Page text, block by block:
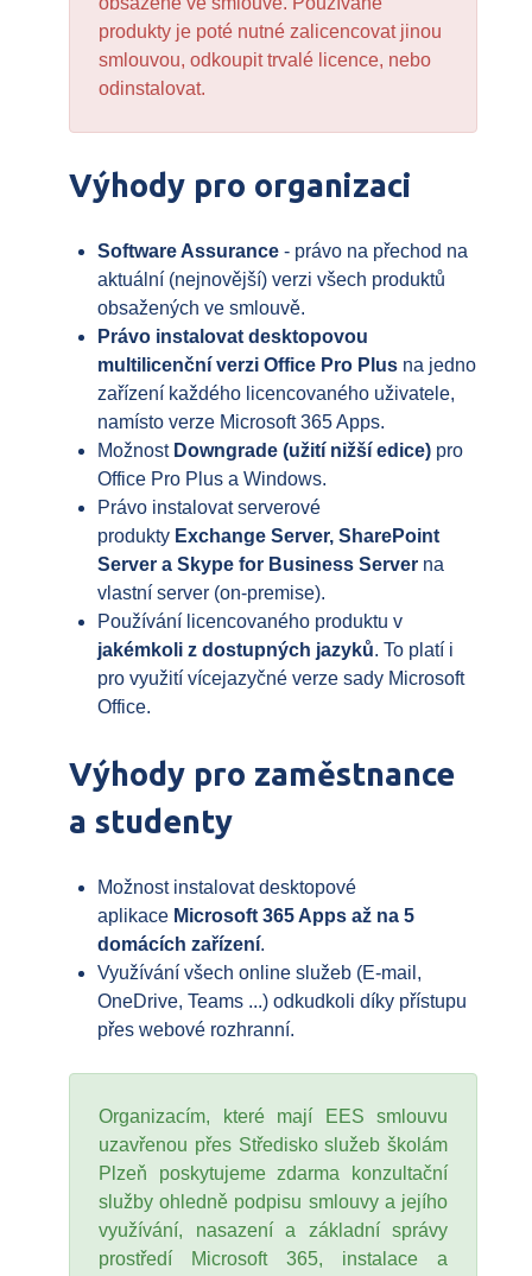
produkty je poté nutné zalicencovat jinou
smlouvou, odkoupit trvalé licence, nebo
odinstalovat.
Výhody pro organizaci
Software Assurance - právo na přechod na
aktuální (nejnovější) verzi všech produktů
obsažených ve smlouvě.
Právo instalovat desktopovou
multilicenční verzi Office Pro Plus na jedno
zařízení každého licencovaného uživatele,
namísto verze Microsoft 365 Apps.
Možnost Downgrade (užití nižší edice) pro
Office Pro Plus a Windows.
Právo instalovat serverové
produkty Exchange Server, SharePoint
Server a Skype for Business Server na
vlastní server (on-premise).
Používání licencovaného produktu v
jakémkoli z dostupných jazyků. To platí i
pro využití vícejazyčné verze sady Microsoft
Office.
Výhody pro zaměstnance
a studenty
Možnost instalovat desktopové
aplikace Microsoft 365 Apps až na 5
domácích zařízení.
Využívání všech online služeb (E-mail,
OneDrive, Teams ...) odkudkoli díky přístupu
přes webové rozhranní.
Organizacím, které mají EES smlouvu
uzavřenou přes Středisko služeb školám
Plzeň poskytujeme zdarma konzultační
služby ohledně podpisu smlouvy a jejího
využívání, nasazení a základní správy
prostředí Microsoft 365, instalace a